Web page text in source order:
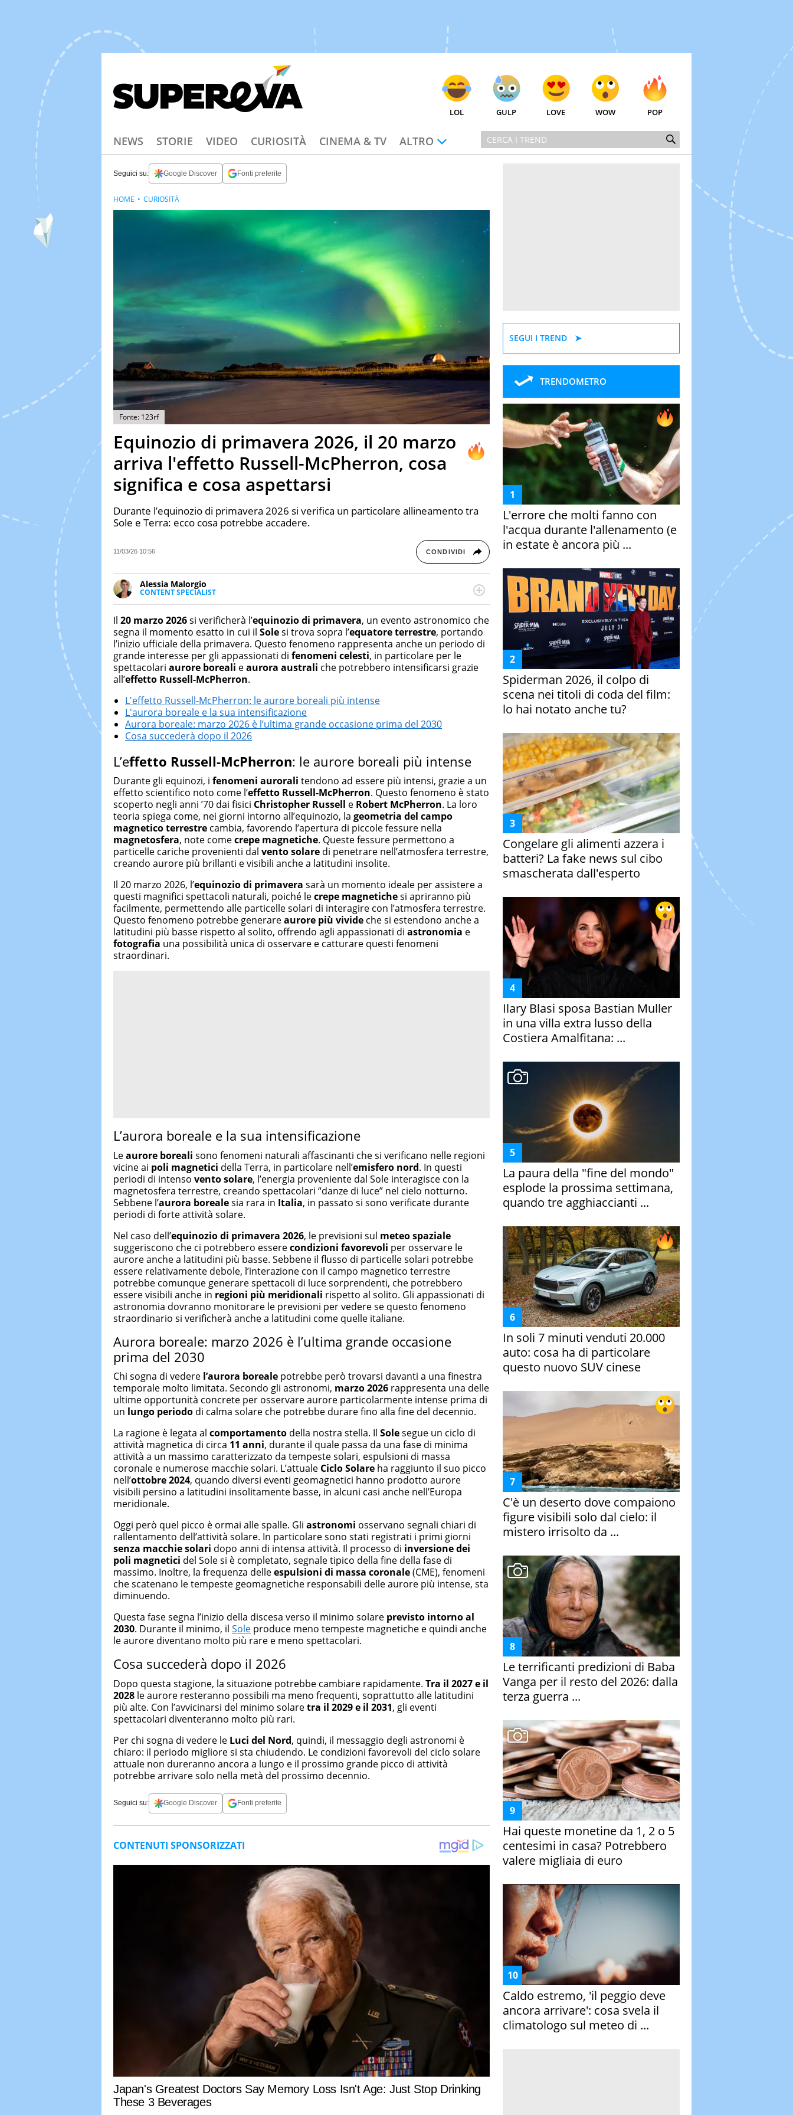
LOL GULP LOVE WOW POP
NEWS STORIE VIDEO CURIOSITÀ CINEMA & TV ALTRO
Seguici su: Google Discover Fonti preferite
Fonte: 123rf
Equinozio di primavera 2026, il 20 marzo
arriva l'effetto Russell-McPherron, cosa
significa e cosa aspettarsi
Durante l’equinozio di primavera 2026 si verifica un particolare allineamento tra
Sole e Terra: ecco cosa potrebbe accadere.
11/03/26 10:56 CONDIVIDI
Alessia Malorgio
CONTENT SPECIALIST
Ha conseguito un Master in Marketing Management e Google Digital Training su
di strategie marketing attraverso canali digitali.
HOME CURIOSITÀ
Il 20 marzo 2026si verificherà l’equinozio di primavera, un evento astronomico che
segna il momento esatto in cui il Solesi trova sopra l’equatore terrestre, portando
l’inizio ufficiale della primavera. Questo fenomeno rappresenta anche un periodo di
grande interesse per gli appassionati di fenomeni celesti, in particolare per le
spettacolari aurore boreali eaurora australi che potrebbero intensificarsi grazie
all’effetto Russell-McPherron.
L'effetto Russell-McPherron: le aurore boreali più intense
L'aurora boreale e la sua intensificazione
Aurora boreale: marzo 2026 è l’ultima grande occasione prima del 2030
Cosa succederà dopo il 2026
L’effetto Russell-McPherron: le aurore boreali più intense
Durante gli equinozi, i fenomeni aurorali tendono ad essere più intensi, grazie a un
effetto scientifico noto come l’effetto Russell-McPherron. Questo fenomeno è stato
scoperto negli anni ’70 dai fisici Christopher Russell e Robert McPherron. La loro
teoria spiega come, nei giorni intorno all’equinozio, la geometria del campo
magnetico terrestre cambia, favorendo l’apertura di piccole fessure nella
magnetosfera, note comecrepe magnetiche. Queste fessure permettono a
particelle cariche provenienti dal vento solare di penetrare nell’atmosfera terrestre,
creando aurore più brillanti e visibili anche a latitudini insolite.
Il 20 marzo 2026, l’equinozio di primavera sarà un momento ideale per assistere a
questi magnifici spettacoli naturali, poiché lecrepe magnetichesi apriranno più
facilmente, permettendo alle particelle solari di interagire con l’atmosfera terrestre.
Questo fenomeno potrebbe generareaurore più vivide che si estendono anche a
latitudini più basse rispetto al solito, offrendo agli appassionati di astronomia e
fotografia una possibilità unica di osservare e catturare questi fenomeni
straordinari.
L’aurora boreale e la sua intensificazione
Leaurore boreali sono fenomeni naturali affascinanti che si verificano nelle regioni
vicine ai poli magnetici della Terra, in particolare nell’emisfero nord. In questi
periodi di intenso vento solare, l’energia proveniente dal Sole interagisce con la
magnetosfera terrestre, creando spettacolari “danze di luce” nel cielo notturno.
Sebbene l’aurora borealesia rara in Italia, in passato si sono verificate durante
periodi di forte attività solare.
Nel caso dell’equinozio di primavera 2026, le previsioni sul meteo spaziale
suggeriscono che ci potrebbero esserecondizioni favorevoli per osservare le
aurore anche a latitudini più basse. Sebbene il flusso di particelle solari potrebbe
essere relativamente debole, l’interazione con il campo magnetico terrestre
potrebbe comunque generare spettacoli di luce sorprendenti, che potrebbero
essere visibili anche in regioni più meridionali rispetto al solito. Gli appassionati di
astronomia dovranno monitorare le previsioni per vedere se questo fenomeno
straordinario si verificherà anche a latitudini come quelle italiane.
Aurora boreale: marzo 2026 è l’ultima grande occasione
prima del 2030
Chi sogna di vedere l’aurora boreale potrebbe però trovarsi davanti a una finestra
temporale molto limitata. Secondo gli astronomi, marzo 2026 rappresenta una delle
ultime opportunità concrete per osservare aurore particolarmente intense prima di
un lungo periodo di calma solare che potrebbe durare fino alla fine del decennio.
La ragione è legata al comportamento della nostra stella. Il Solesegue un ciclo di
attività magnetica di circa 11 anni, durante il quale passa da una fase di minima
attività a un massimo caratterizzato da tempeste solari, espulsioni di massa
coronale e numerose macchie solari. L’attuale Ciclo Solare ha raggiunto il suo picco
nell’ottobre 2024, quando diversi eventi geomagnetici hanno prodotto aurore
visibili persino a latitudini insolitamente basse, in alcuni casi anche nell’Europa
meridionale.
Oggi però quel picco è ormai alle spalle. Gli astronomi osservano segnali chiari di
rallentamento dell’attività solare. In particolare sono stati registrati i primi giorni
senza macchie solari dopo anni di intensa attività. Il processo di inversione dei
poli magnetici del Sole si è completato, segnale tipico della fine della fase di
massimo. Inoltre, la frequenza delleespulsioni di massa coronale(CME), fenomeni
che scatenano le tempeste geomagnetiche responsabili delle aurore più intense, sta
diminuendo.
Questa fase segna l’inizio della discesa verso il minimo solare previsto intorno al
2030. Durante il minimo, il Sole produce meno tempeste magnetiche e quindi anche
le aurore diventano molto più rare e meno spettacolari.
Cosa succederà dopo il 2026
Dopo questa stagione, la situazione potrebbe cambiare rapidamente. Tra il 2027 e il
2028 le aurore resteranno possibili ma meno frequenti, soprattutto alle latitudini
più alte. Con l’avvicinarsi del minimo solaretra il 2029 e il 2031, gli eventi
spettacolari diventeranno molto più rari.
Per chi sogna di vedere le Luci del Nord, quindi, il messaggio degli astronomi è
chiaro: il periodo migliore si sta chiudendo. Le condizioni favorevoli del ciclo solare
attuale non dureranno ancora a lungo e il prossimo grande picco di attività
potrebbe arrivare solo nella metà del prossimo decennio.
Seguici su: Google Discover Fonti preferite
SEGUI I TREND
TRENDOMETRO
L'errore che molti fanno con
l'acqua durante l'allenamento (e
in estate è ancora più ...
Spiderman 2026, il colpo di
scena nei titoli di coda del film:
lo hai notato anche tu?
Congelare gli alimenti azzera i
batteri? La fake news sul cibo
smascherata dall'esperto
Ilary Blasi sposa Bastian Muller
in una villa extra lusso della
Costiera Amalfitana: ...
La paura della "fine del mondo"
esplode la prossima settimana,
quando tre agghiaccianti ...
In soli 7 minuti venduti 20.000
auto: cosa ha di particolare
questo nuovo SUV cinese
C'è un deserto dove compaiono
figure visibili solo dal cielo: il
mistero irrisolto da ...
Le terrificanti predizioni di Baba
Vanga per il resto del 2026: dalla
terza guerra ...
Hai queste monetine da 1, 2 o 5
centesimi in casa? Potrebbero
valere migliaia di euro
Caldo estremo, 'il peggio deve
ancora arrivare': cosa svela il
climatologo sul meteo di ...